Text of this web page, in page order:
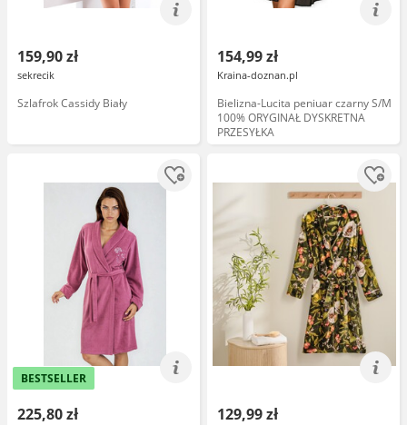
159,90 zł
sekrecik
Szlafrok Cassidy Biały
154,99 zł
Kraina-doznan.pl
Bielizna-Lucita peniuar czarny S/M
100% ORYGINAŁ DYSKRETNA
PRZESYŁKA
BESTSELLER
225,80 zł 129,99 zł